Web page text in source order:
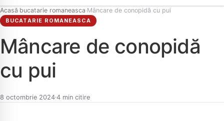
Acasă›bucatarie romaneasca›Mâncare de conopidă cu pui
BUCATARIE ROMANEASCA
Mâncare de conopidă
cu pui
8 octombrie 2024 4 min citire